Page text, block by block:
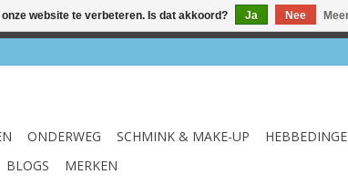
ONDERWEG SCHMINK & MAKE-UP
BLOGS MERKEN
website te verbeteren. Is dat akkoord? Ja Nee
✔ Gratis verzenden vanaf €75 ✔ Levertijd 1-3